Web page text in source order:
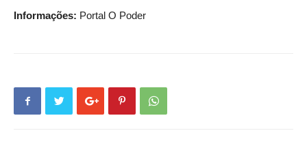
Informações: Portal O Poder